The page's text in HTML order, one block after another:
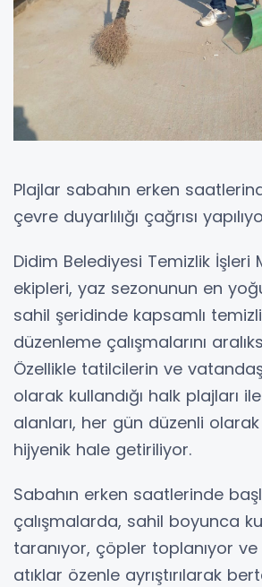
Plajlar sabahın erken
çevre duyarlılığı çağrısı
Didim Belediyesi Temizlik İşleri
ekipleri, yaz sezonunun en
sahil şeridinde kapsamlı
düzenleme çalışmalarını
Özellikle tatilcilerin ve
olarak kullandığı halk plajları
alanları, her gün düzenli
hijyenik hale getiriliyor.
Sabahın erken saatlerinde
çalışmalarda, sahil boyunca
taranıyor, çöpler toplanıyor
atıklar özenle ayrıştırılarak